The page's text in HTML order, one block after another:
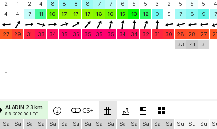
2
1 2 4 8 8 8 8 7 7 6 5 5 3 2 5 5 5
4
4
4 7 11 16 17 17 17 16 16 15 13 12 9 5 7 8 9 7
27 29 31 33 34 35 35 35 35 35 34 34 32 31 30 28 28 27
33
41 31
-
ALADIN 2.3 km
8.8. 2026 06 UTC CS+
Sa
Sa
Sa
Sa
Sa
Sa
Sa
Sa
Sa
Sa
Sa
Sa
Sa
Sa
Sa
Su
Su
Su